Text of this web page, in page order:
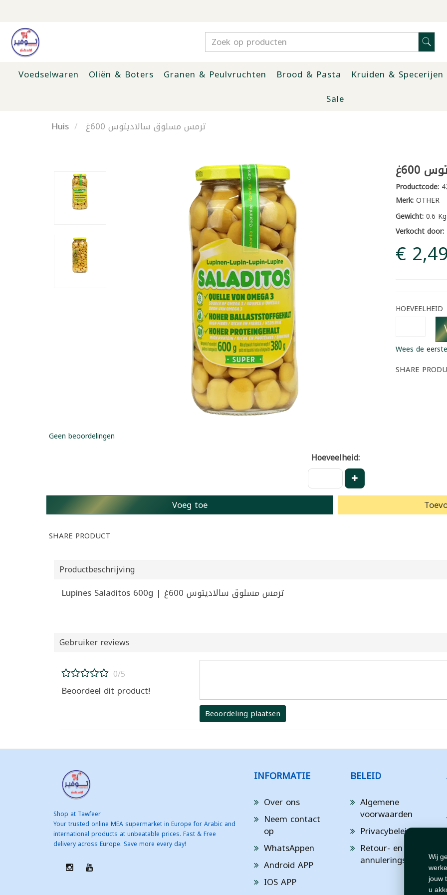
Wij
jouw
u
Voedselwaren Oliën & Boters Granen & Peulvruchten Brood & Pasta Kruiden & Specerijen
Sale
Huis
ترمس مسلوق سالاديتوس 600غ
Productcode:
Merk:OTHER
Gewicht:0.6 Kg
Verkocht door:
€ 2,49
HOEVEELHEID
Wees de
SHARE
Geen beoordelingen
Hoeveelheid:
Voeg toe
SHARE PRODUCT
Productbeschrijving
Lupines Saladitos 600g | ترمس مسلوق سالاديتوس 600غ
Gebruiker reviews
0/5
Beoordeel dit product!
Beoordeling plaatsen
Shop at Tawfeer
Your trusted online MEA supermarket in Europe for Arabic and
international products at unbeatable prices. Fast & Free
delivery across Europe. Save more every day!
INFORMATIE
Over ons
Neem contact
op
WhatsAppen
Android APP
IOS APP
BELEID
Algemene
voorwaarden
Privacybeleid
Retour- en
annuleringsbeleid